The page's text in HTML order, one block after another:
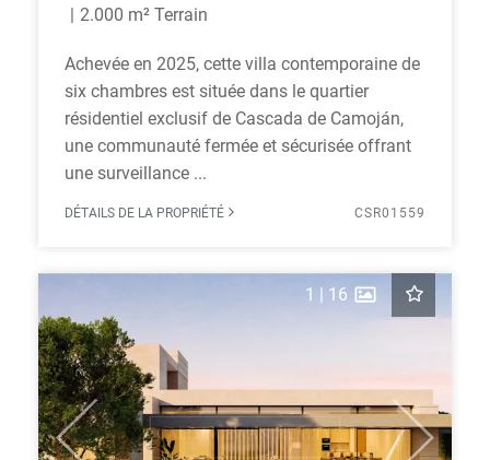
2.000 m² Terrain
Achevée en 2025, cette villa contemporaine de
six chambres est située dans le quartier
résidentiel exclusif de Cascada de Camoján,
une communauté fermée et sécurisée offrant
une surveillance ...
DÉTAILS DE LA PROPRIÉTÉ CSR01559
Previous Next
1 | 16